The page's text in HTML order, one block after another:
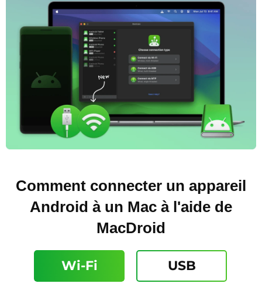
Comment connecter un appareil
Android à un Mac à l'aide de
MacDroid
Wi-Fi USB